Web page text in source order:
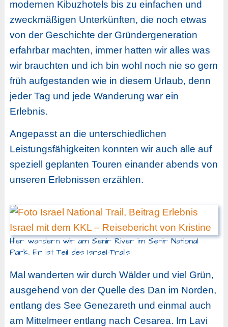
modernen Kibuzhotels bis zu einfachen und
zweckmäßigen Unterkünften, die noch etwas
von der Geschichte der Gründergeneration
erfahrbar machten, immer hatten wir alles was
wir brauchten und ich bin wohl noch nie so gern
früh aufgestanden wie in diesem Urlaub, denn
jeder Tag und jede Wanderung war ein
Erlebnis.
Angepasst an die unterschiedlichen
Leistungsfähigkeiten konnten wir auch alle auf
speziell geplanten Touren einander abends von
unseren Erlebnissen erzählen.
Hier wandern wir am Senir River im Senir National
Park. Er ist Teil des Israel-Trails
Mal wanderten wir durch Wälder und viel Grün,
ausgehend von der Quelle des Dan im Norden,
entlang des See Genezareth und einmal auch
am Mittelmeer entlang nach Cesarea. Im Lavi